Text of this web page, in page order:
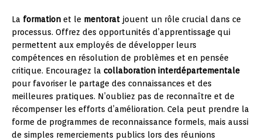
La formation et le mentorat jouent un rôle crucial dans ce
processus. Offrez des opportunités d’apprentissage qui
permettent aux employés de développer leurs
compétences en résolution de problèmes et en pensée
critique. Encouragez la collaboration interdépartementale
pour favoriser le partage des connaissances et des
meilleures pratiques. N’oubliez pas de reconnaître et de
récompenser les efforts d’amélioration. Cela peut prendre la
forme de programmes de reconnaissance formels, mais aussi
de simples remerciements publics lors des réunions